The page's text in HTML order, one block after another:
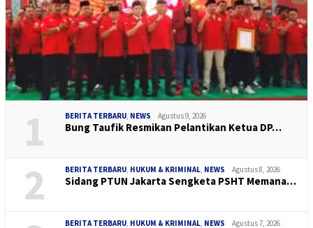
1 BERITA TERBARU, NEWS Agustus 9, 2026
Bung Taufik Resmikan Pelantikan Ketua DP…
2 BERITA TERBARU, HUKUM & KRIMINAL, NEWS Agustus 8, 2026
Sidang PTUN Jakarta Sengketa PSHT Memana…
BERITA TERBARU, HUKUM & KRIMINAL, NEWS Agustus 7, 2026